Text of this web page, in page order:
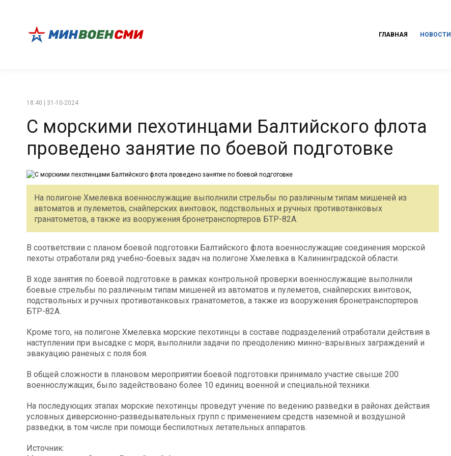
ГЛАВНАЯ НОВОСТИ
18:40 | 31-10-2024
С морскими пехотинцами Балтийского флота
проведено занятие по боевой подготовке
На полигоне Хмелевка военнослужащие выполнили стрельбы по различным типам мишеней из
автоматов и пулеметов, снайперских винтовок, подствольных и ручных противотанковых
гранатометов, а также из вооружения бронетранспортеров БТР-82А.
В соответствии с планом боевой подготовки Балтийского флота военнослужащие соединения морской
пехоты отработали ряд учебно-боевых задач на полигоне Хмелевка в Калининградской области.
В ходе занятия по боевой подготовке в рамках контрольной проверки военнослужащие выполнили
боевые стрельбы по различным типам мишеней из автоматов и пулеметов, снайперских винтовок,
подствольных и ручных противотанковых гранатометов, а также из вооружения бронетранспортеров
БТР-82А.
Кроме того, на полигоне Хмелевка морские пехотинцы в составе подразделений отработали действия в
наступлении при высадке с моря, выполнили задачи по преодолению минно-взрывных заграждений и
эвакуацию раненых с поля боя.
В общей сложности в плановом мероприятии боевой подготовки принимало участие свыше 200
военнослужащих, было задействовано более 10 единиц военной и специальной техники.
На последующих этапах морские пехотинцы проведут учение по ведению разведки в районах действия
условных диверсионно-разведывательных групп с применением средств наземной и воздушной
разведки, в том числе при помощи беспилотных летательных аппаратов.
Источник: